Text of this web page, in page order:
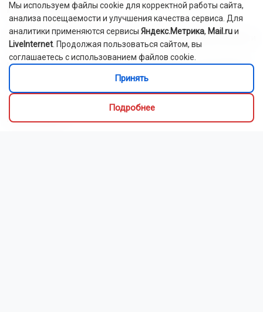
Новосибирской области
Двое мужчин погибли при пожаре в Новосибирской области
Число заявлений в НГУ в 2026 году выросло на рекордные
Судебные приставы закрыли магазин японской кухни в
Новосибирске
Мы используем файлы cookie для корректной работы сайта,
анализа посещаемости и улучшения качества сервиса. Для
аналитики применяются сервисы Яндекс.Метрика, Mail.ruи
LiveInternet . Продолжая пользоваться сайтом, вы
соглашаетесь с использованием файлов cookie.
Принять
Подробнее